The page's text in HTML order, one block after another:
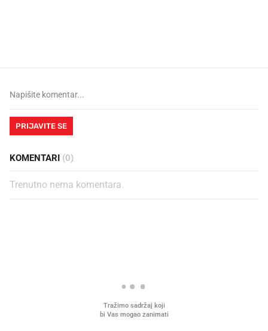
PRIJAVITE SE
KOMENTARI (0)
Trenutno nema komentara.